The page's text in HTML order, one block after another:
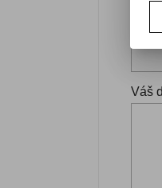
Váš
Váš